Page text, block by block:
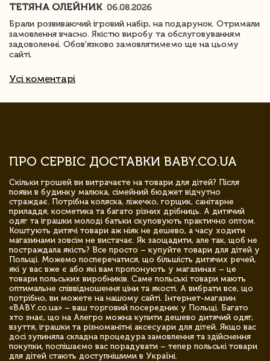
ТЕТЯНА ОЛЕЙНИК 06.08.2026
Брали розвиваючий ігровий набір, на подарунок. Отримали
замовлення вчасно. Якістю виробу та обслуговуванням
задоволенні. Обов'язково замовлятимемо ще на цьому
сайті.
Усі коментарі
ПРО СЕРВІС ДОСТАВКИ BABY.CO.UA
Скільки грошей ви витрачаєте на товари для дітей? Після
появи в будинку малюка, сімейний бюджет відчутно
страждає. Потрібна коляска, ліжечко, горщик, санітарне
приладдя, косметика та багато різних дрібниць. А дитячий
одяг та іграшки молоді батьки скуповують практично оптом.
Коштують дитячі товари аж ніяк не дешево, а часу ходити
магазинами зовсім не вистачає. Як заощадити, але так, щоб не
постраждала якість? Все просто – купуйте товари для дітей у
Польщі. Можемо посперечатися, що більшість дитячих речей,
які у вас вже є або які вам пропонують у магазинах – це
товари польських виробників. Саме польські товари мають
оптимальне співвідношення ціни та якості. А вибрати все, що
потрібно, ви можете на нашому сайті. Інтернет-магазин
«BABY.co.ua» – ваш торговий посередник у Польщі. Багато
хто знає, що на Алегро можна купити дешево дитячий одяг,
взуття, іграшки та різноманітні аксесуари для дітей. Якщо вас
досі зупиняла складна процедура замовлення та здійснення
покупки, поспішаємо вас порадувати – тепер польські товари
для дітей стають доступнішими в Україні.